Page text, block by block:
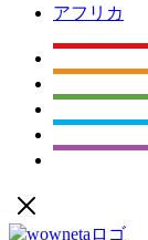
アフリカ